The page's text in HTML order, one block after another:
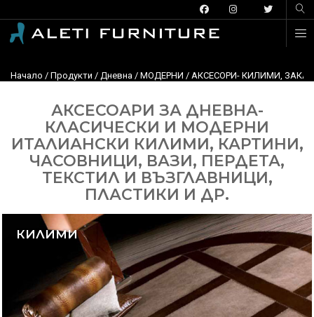
Начало / Продукти / Дневна / МОДЕРНИ / АКСЕСОРИ- КИЛИМИ,
АКСЕСОАРИ ЗА ДНЕВНА-
КЛАСИЧЕСКИ И МОДЕРНИ
ИТАЛИАНСКИ КИЛИМИ, КАРТИНИ,
ЧАСОВНИЦИ, ВАЗИ, ПЕРДЕТА,
ТЕКСТИЛ И ВЪЗГЛАВНИЦИ,
ПЛАСТИКИ И ДР.
КИЛИМИ